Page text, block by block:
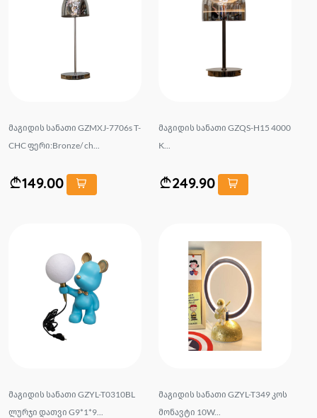
მაგიდის სანათი GZMXJ-7706s T-
CHC ფერი:Bronze/ ch...
149.00
მაგიდის სანათი GZQS-H15 4000
K...
249.90
მაგიდის სანათი GZYL-T0310BL
ლურჯი დათვი G9*1*9...
მაგიდის სანათი GZYL-T349 კოს
მონავტი 10W...